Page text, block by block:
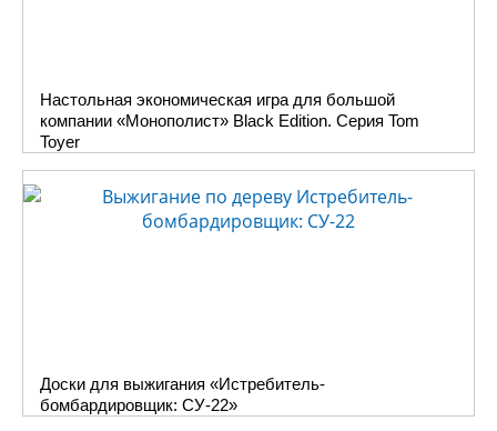
Настольная экономическая игра для большой
компании «Монополист» Black Edition. Серия Tom
Toyer
Доски для выжигания «Истребитель-
бомбардировщик: СУ-22»